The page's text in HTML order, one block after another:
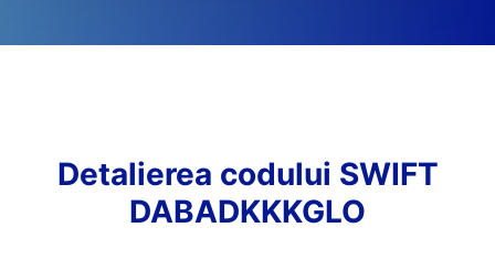
Detalierea codului SWIFT
DABADKKKGLO